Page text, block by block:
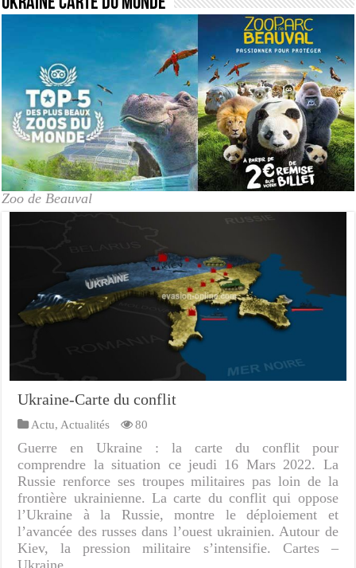
Zoo de Beauval
Ukraine-Carte du conflit
Actu, Actualités 80
Guerre en Ukraine : la carte du conflit pour
comprendre la situation ce jeudi 16 Mars 2022. La
Russie renforce ses troupes militaires pas loin de la
frontière ukrainienne. La carte du conflit qui oppose
l’Ukraine à la Russie, montre le déploiement et
l’avancée des russes dans l’ouest ukrainien. Autour de
Kiev, la pression militaire s’intensifie. Cartes –
Ukraine